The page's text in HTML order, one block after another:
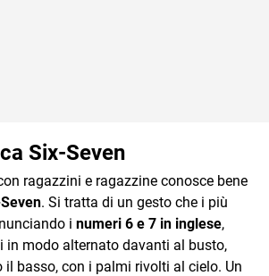
Six-Seven
ragazzini e ragazzine conosce bene
. Si tratta di un gesto che i più
i numeri 6 e 7 in inglese,
in modo alternato davanti al busto,
il basso, con i palmi rivolti al cielo. Un